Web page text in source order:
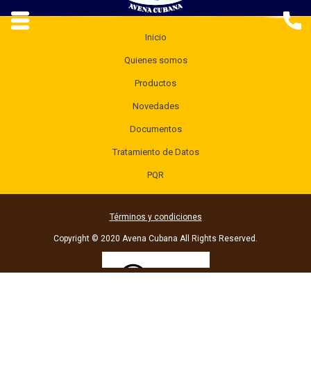
Inicio
Quienes somos
Productos
Novedades
Documentos
Tratamiento de Datos
PQR
Términos y condiciones
Copyright © 2020 Avena Cubana All Rights Reserved.